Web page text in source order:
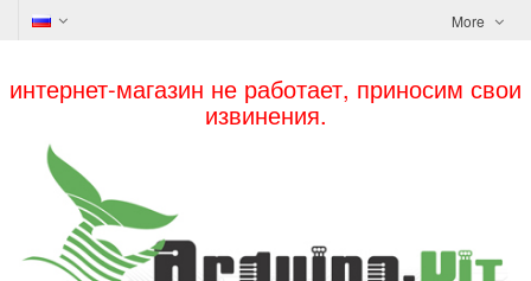
More
интернет-магазин не работает, приносим свои
извинения.